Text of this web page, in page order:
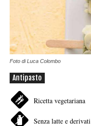
Foto di Luca Colombo
Antipasto
Ricetta vegetariana
Senza latte e derivati